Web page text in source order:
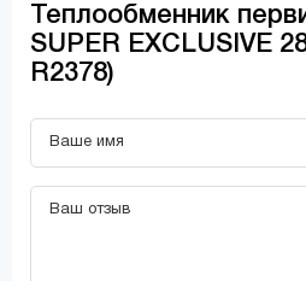
Теплообменник
SUPER EXCLUSIVE
R2378)